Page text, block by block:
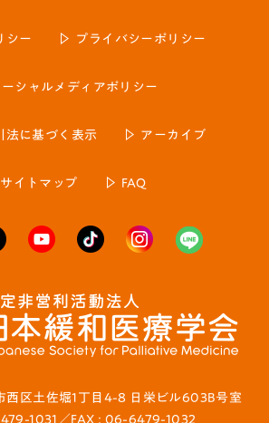
区土佐堀1丁目4-8 日栄ビル603B号室
1031／FAX : 06-6479-1032
シー プライバシーポリシー
ーシャルメディアポリシー
法に基づく表示 アーカイブ
サイトマップ FAQ